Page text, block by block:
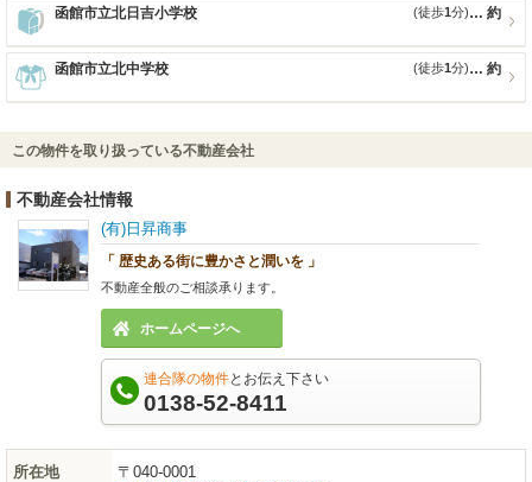
函館市立北日吉小学校 約
(徒歩1分)
函館市立北中学校 約
(徒歩1分)
この物件を取り扱っている不動産会社
不動産会社情報
(有)日昇商事
「 歴史ある街に豊かさと潤いを 」
不動産全般のご相談承ります。
ホームページへ
連合隊の物件とお伝え下さい
0138-52-8411
所在地
〒040-0001